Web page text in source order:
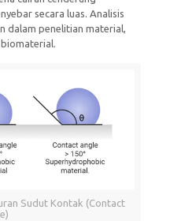
secara luas. Analisis
dalam penelitian material,
Sudut Kontak (Contact